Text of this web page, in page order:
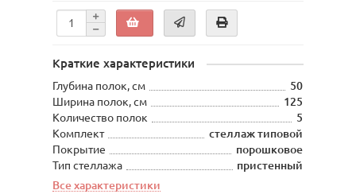
Краткие характеристики
Глубина полок, см
50
Ширина полок, см
125
Количество полок
5
Комплект
стеллаж типовой
Покрытие
порошковое
Тип стеллажа
пристенный
Все характеристики